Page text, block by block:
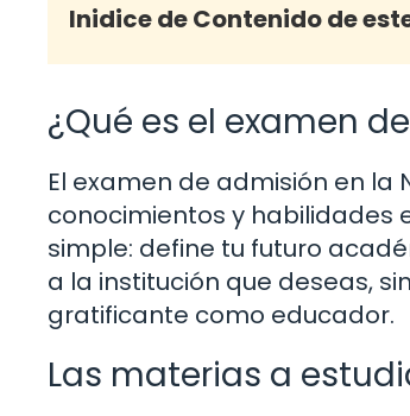
Inidice de Contenido de
¿Qué es el examen
El examen de admisión en
conocimientos y habilidades
simple: define tu futuro
a la institución que deseas,
gratificante como educador.
Las materias a